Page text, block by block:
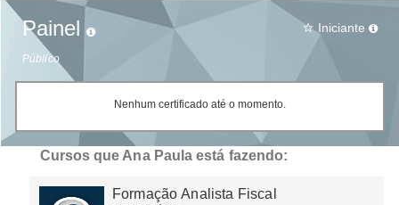
Painel
Público
star_border Iniciante
Nenhum certificado até o momento.
Cursos que Ana Paula está fazendo:
Formação Analista Fiscal